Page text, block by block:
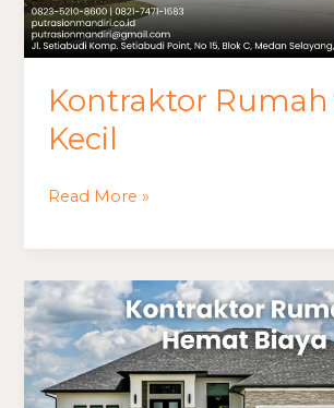
Kontraktor Rumah
Kecil
Read More »
Kontraktor
Rumah
Hemat
Biaya